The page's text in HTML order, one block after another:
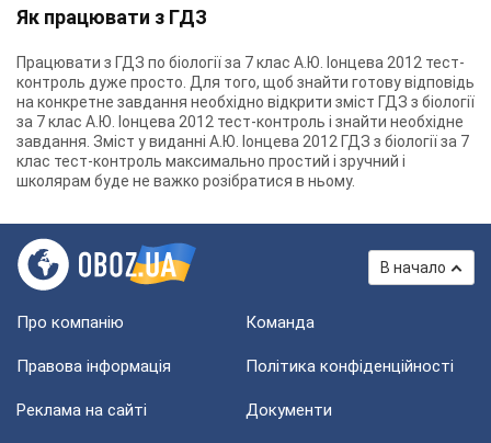
Як працювати з ГДЗ
Працювати з ГДЗ по біології за 7 клас А.Ю. Іонцева 2012 тест-
контроль дуже просто. Для того, щоб знайти готову відповідь
на конкретне завдання необхідно відкрити зміст ГДЗ з біології
за 7 клас А.Ю. Іонцева 2012 тест-контроль і знайти необхідне
завдання. Зміст у виданні А.Ю. Іонцева 2012 ГДЗ з біології за 7
клас тест-контроль максимально простий і зручний і
школярам буде не важко розібратися в ньому.
В начало
Про компанію Команда
Правова інформація Політика конфіденційності
Реклама на сайті Документи